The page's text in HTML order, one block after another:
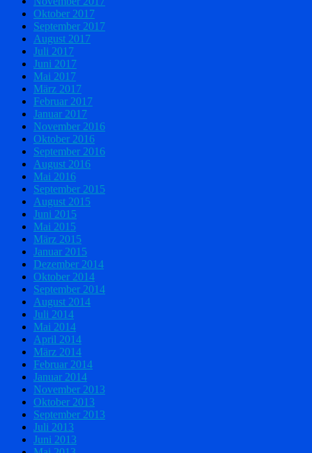
Oktober 2017
September 2017
August 2017
Juli 2017
Juni 2017
Mai 2017
März 2017
Februar 2017
Januar 2017
November 2016
Oktober 2016
September 2016
August 2016
Mai 2016
September 2015
August 2015
Juni 2015
Mai 2015
März 2015
Januar 2015
Dezember 2014
Oktober 2014
September 2014
August 2014
Juli 2014
Mai 2014
April 2014
März 2014
Februar 2014
Januar 2014
November 2013
Oktober 2013
September 2013
Juli 2013
Juni 2013